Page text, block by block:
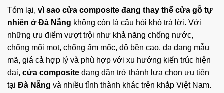
Tóm lại, vì sao cửa composite đang thay thế cửa gỗ tự
nhiên ở Đà Nẵng không còn là câu hỏi khó trả lời. Với
những ưu điểm vượt trội như khả năng chống nước,
chống mối mọt, chống ẩm mốc, độ bền cao, đa dạng mẫu
mã, giá cả hợp lý và phù hợp với xu hướng kiến trúc hiện
đại, cửa composite đang dần trở thành lựa chọn ưu tiên
tại Đà Nẵng và nhiều tỉnh thành khác trên khắp Việt Nam.